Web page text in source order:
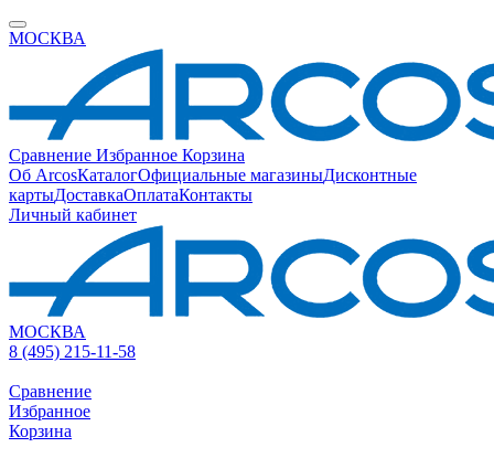
МОСКВА
Сравнение Избранное Корзина
Об ArcosКаталогОфициальные магазиныДисконтные
картыДоставкаОплатаКонтакты
Личный кабинет
МОСКВА
8 (495) 215-11-58
Сравнение
Избранное
Корзина